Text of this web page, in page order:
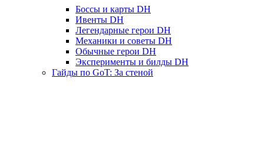
Боссы и карты DH
Ивенты DH
Легендарные герои DH
Механики и советы DH
Обычные герои DH
Эксперименты и билды DH
Гайды по GoT: За стеной